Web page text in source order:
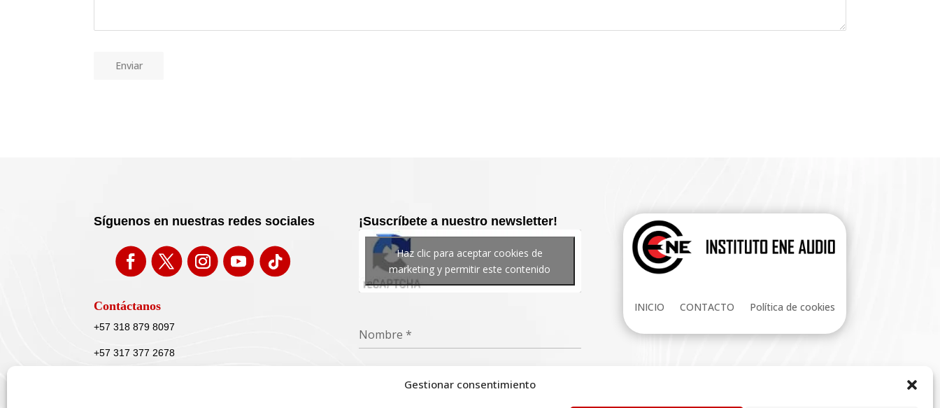
Gestionar consentimiento
Enviar
Síguenos en nuestras redes sociales
Contáctanos
+57 318 879 8097
+57 317 377 2678
¡Suscríbete a nuestro newsletter!
Haz clic para aceptar cookies de
marketing y permitir este contenido
Nombre *
Dirección de correo electrónico*
INICIO CONTACTO Política de cookies